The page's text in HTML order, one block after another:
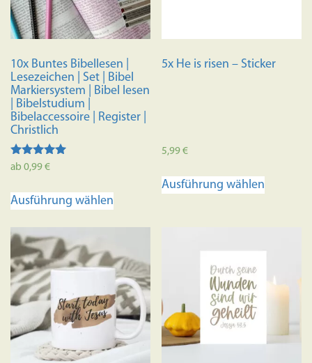
10x Buntes Bibellesen |
Lesezeichen | Set | Bibel
Markiersystem | Bibel lesen
| Bibelstudium |
Bibelaccessoire | Register |
Christlich
Bewertet
von 5
ab 0,99€
Ausführung wählen
Varianten
auf.
Die
Optionen
können
auf
5x He is risen – Sticker
5,99€
Ausführung wählen
Die
der